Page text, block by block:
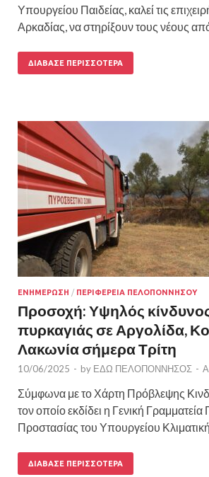
Υπουργείου Παιδείας, καλεί τις
Αρκαδίας, να στηρίξουν τους νέους
ΔΙΆΒΑΣΕ ΠΕΡΙΣΣΌΤΕΡΑ
ΕΝΗΜΕΡΩΣΗ / ΠΕΡΙΦΕΡΕΙΑ ΠΕΛΟΠΟΝΝΗΣΟΥ
Προσοχή: Υψηλός
πυρκαγιάς σε Αργολίδα,
Λακωνία σήμερα Τρίτη
10/06/2025 - by ΕΔΩ ΠΕΛΟΠΟΝΝΗΣΟΣ -
Σύμφωνα με το Χάρτη Πρόβλεψης
τον οποίο εκδίδει η Γενική Γραμματεία
Προστασίας του Υπουργείου
ΔΙΆΒΑΣΕ ΠΕΡΙΣΣΌΤΕΡΑ